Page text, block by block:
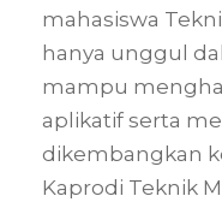
mahasiswa
hanya unggul
mampu
aplikatif serta
dikembangkan
Kaprodi Teknik